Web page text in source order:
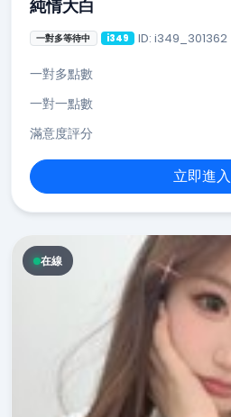
純情大白
一對多等待中 i349 ID: i349_301362
一對多點數
一對一點數
滿意度評分
立即進入
在線